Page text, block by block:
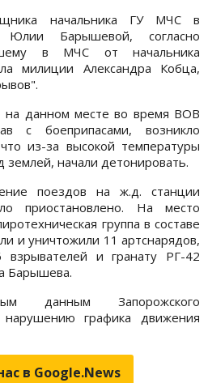
начальника ГУ МЧС в
Юлии Барышевой, согласно
в МЧС от начальника
милиции Александра Кобца,
на данном месте во время ВОВ
с боеприпасами, возникло
из-за высокой температуры
землей, начали детонировать.
поездов на ж.д. станции
приостановлено. На место
группа в составе
и уничтожили 11 артснарядов,
и гранату РГ-42
Барышева.
данным Запорожского
графика движения
в Google.News